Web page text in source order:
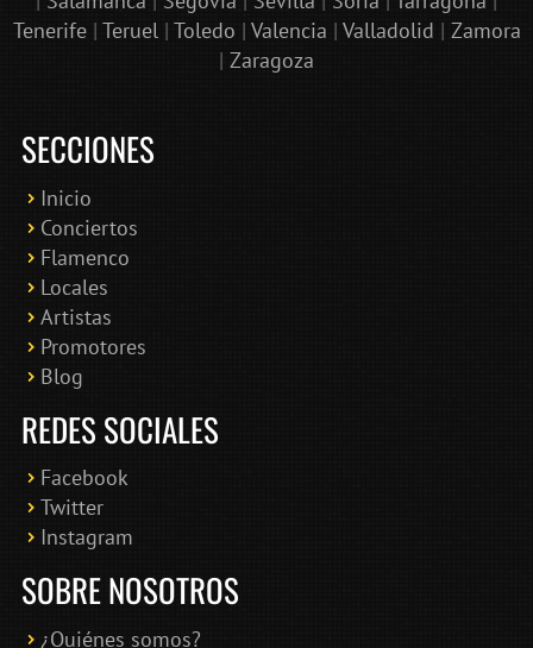
Tenerife| Teruel| Toledo | Valencia | Valladolid | Zamora
| Zaragoza
SECCIONES
Inicio
Conciertos
Flamenco
Locales
Artistas
Promotores
Blog
REDES SOCIALES
Facebook
Twitter
Instagram
SOBRE NOSOTROS
¿Quiénes somos?